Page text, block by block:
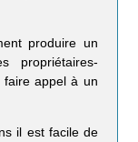
produire un
propriétaires-
faire appel à un
il est facile de